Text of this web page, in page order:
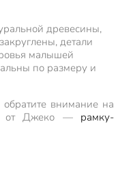
древесины,
детали
малышей
по размеру и
внимание на
от Джеко — рамку-